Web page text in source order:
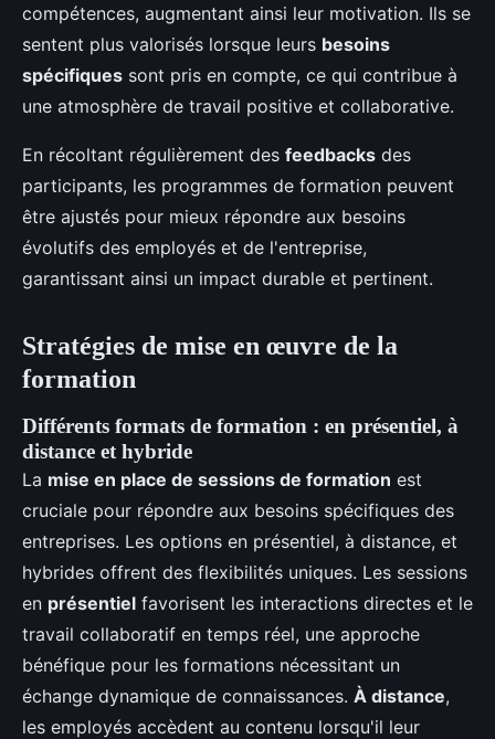
compétences, augmentant ainsi leur motivation. Ils se
sentent plus valorisés lorsque leurs besoins
spécifiques sont pris en compte, ce qui contribue à
une atmosphère de travail positive et collaborative.
En récoltant régulièrement des feedbacks des
participants, les programmes de formation peuvent
être ajustés pour mieux répondre aux besoins
évolutifs des employés et de l'entreprise,
garantissant ainsi un impact durable et pertinent.
Stratégies de mise en œuvre de la
formation
Différents formats de formation : en présentiel, à
distance et hybride
La mise en place de sessions de formation est
cruciale pour répondre aux besoins spécifiques des
entreprises. Les options en présentiel, à distance, et
hybrides offrent des flexibilités uniques. Les sessions
en présentiel favorisent les interactions directes et le
travail collaboratif en temps réel, une approche
bénéfique pour les formations nécessitant un
échange dynamique de connaissances. À distance,
les employés accèdent au contenu lorsqu'il leur